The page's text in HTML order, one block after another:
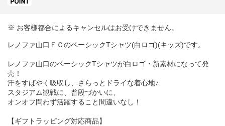
※ お客様都合によるキャンセルはお受けできません。
レノファ山口ＦＣのベーシックTシャツ(白ロゴ)(キッズ)です。
レノファ山口のベーシックTシャツが白ロゴ・新素材になって発
売！
汗をすばやく吸収し、さらっとドライな着心地♪
スタジアム観戦に、普段づかいに、
オンオフ問わず活躍すること間違いなし！
【ギフトラッピング対応商品】